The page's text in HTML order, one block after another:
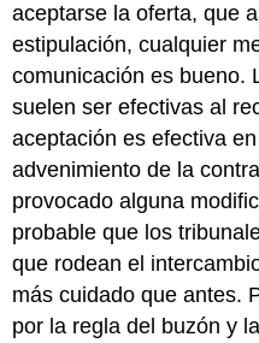
aceptarse la oferta, que
estipulación, cualquier
comunicación es bueno.
suelen ser efectivas al
aceptación es efectiva
advenimiento de la
provocado alguna
probable que los
que rodean el
más cuidado que antes.
por la regla del buzón y